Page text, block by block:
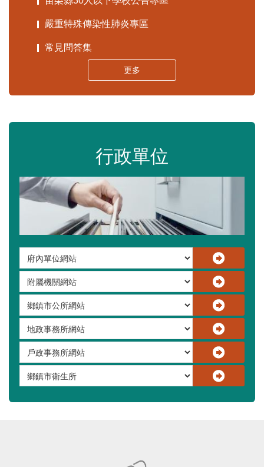
嚴重特殊傳染性肺炎專區
常見問答集
更多
行政單位